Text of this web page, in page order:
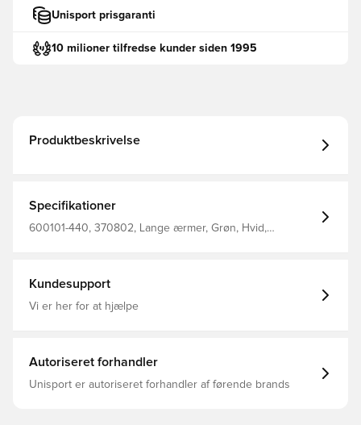
Unisport prisgaranti
10 milioner tilfredse kunder siden 1995
Produktbeskrivelse
Specifikationer
600101-440, 370802, Lange ærmer, Grøn, Hvid,
Kundesupport
Vi er her for at hjælpe
Autoriseret forhandler
Unisport er autoriseret forhandler af førende brands